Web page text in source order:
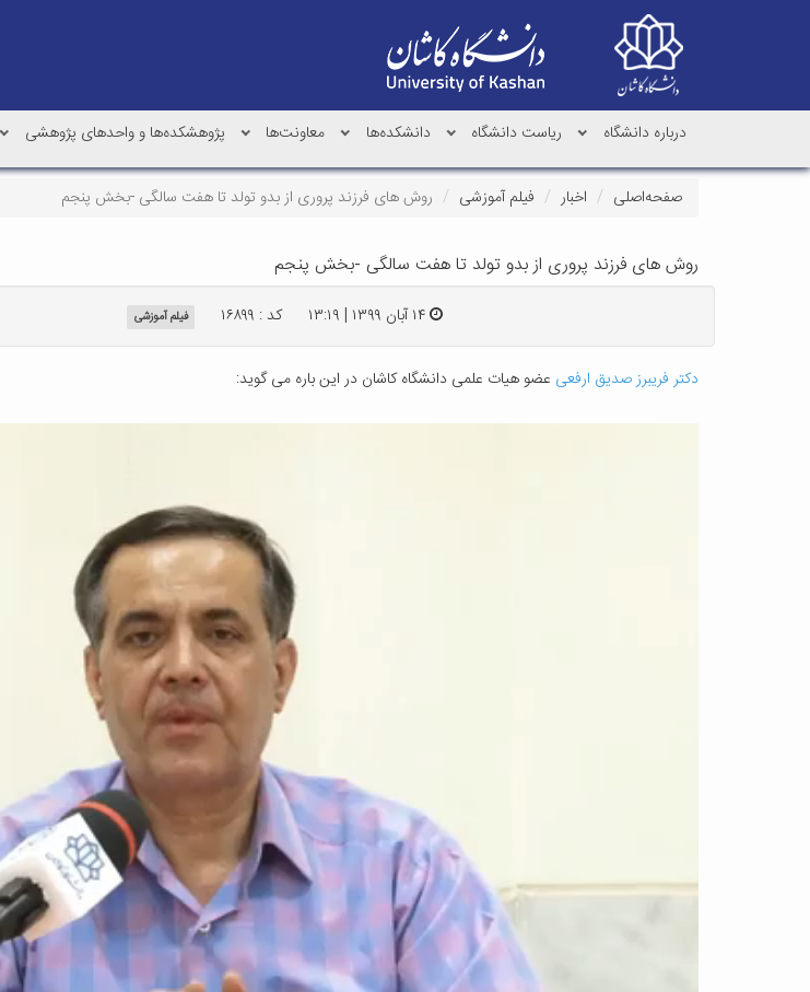
درباره دانشگاه ریاست دانشگاه دانشکده‌ها معاونت‌ها پژوهشکده‌ها و واحدهای پژوهشی
صفحه‌اصلی اخبار فیلم آموزشی روش های فرزند پروری از بدو تولد تا هفت سالگی -بخش پنجم
روش های فرزند پروری از بدو تولد تا هفت سالگی -بخش پنجم
۱۴ آبان ۱۳۹۹ | ۱۳:۱۹ کد : ۱۶۸۹۹ فیلم آموزشی
دکتر فریبرز صدیق ارفعی عضو هیات علمی دانشگاه کاشان در این باره می گوید: